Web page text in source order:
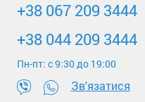
+38 067 209 3444
+38 044 209 3444
Пн-пт: c 9:30 до 19:00
Зв'язатися